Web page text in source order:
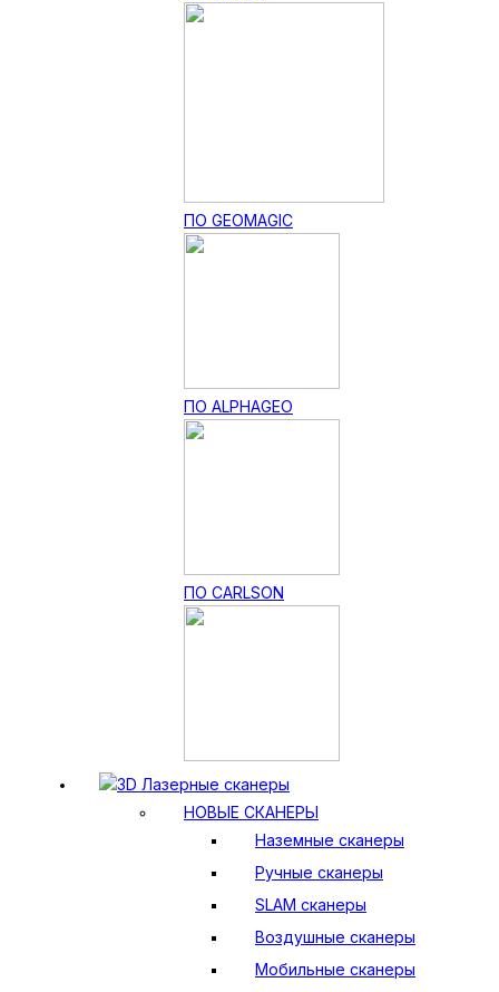
ПО GEOMAGIC
ПО ALPHAGEO
ПО CARLSON
3D Лазерные сканеры
НОВЫЕ СКАНЕРЫ
Наземные сканеры
Ручные сканеры
SLAM сканеры
Воздушные сканеры
Мобильные сканеры